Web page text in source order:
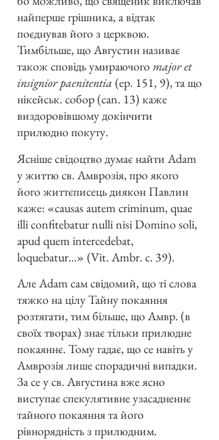
найперше грішника, а відтак
поєднував його з церквою.
Тимбільше, що Августин називає
також сповідь умираючого major et
insignior paenitentia (ep. 151, 9), та що
нікейськ. собор (can. 13) каже
виздоровівшому докінчити
прилюдно покуту.
Ясніше свідоцтво думає найти Adam
у життю св. Амврозія, про якого
його життєписець диякон Павлин
каже: «causas autem criminum, quae
illi confitebatur nulli nisi Domino soli,
apud quem intercedebat,
loquebatur…» (Vit. Ambr. c. 39).
Але Adam сам свідомий, що ті слова
тяжко на цілу Тайну покаяння
розтягати, тим більше, що Амвр. (в
своїх творах) знає тільки прилюдне
покаяннє. Тому гадає, що се навіть у
Амврозія лише спорадичні випадки.
За се у св. Августина вже ясно
виступає спекулятивне узасадненнє
тайного покаяння та його
рівнорядність з прилюдним.